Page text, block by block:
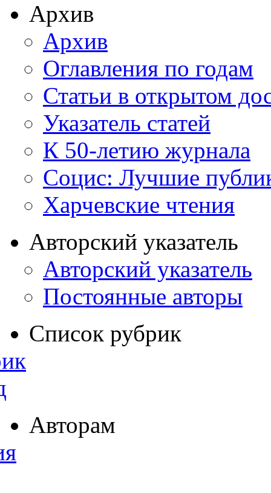
Архив
Архив
Оглавления по годам
Статьи в открытом
Указатель статей
К 50-летию журнала
Социс: Лучшие
Харчевские чтения
Авторский указатель
Авторский указатель
Постоянные авторы
Список рубрик
Авторам